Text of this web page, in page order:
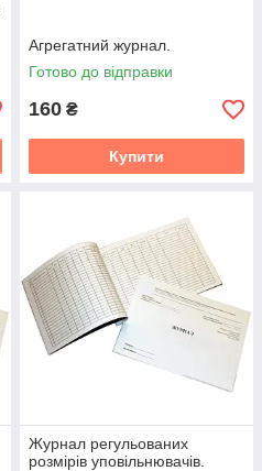
Агрегатний журнал.
Готово до відправки
160 ₴
Купити
Журнал регульованих
розмірів уповільнювачів.